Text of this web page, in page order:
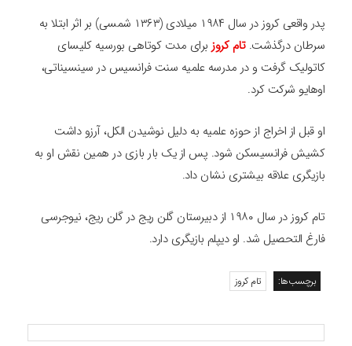
پدر واقعی کروز در سال ۱۹۸۴ میلادی (۱۳۶۳ شمسی) بر اثر ابتلا به
سرطان درگذشت.تام کروز برای مدت کوتاهی بورسیه کلیسای
کاتولیک گرفت و در مدرسه علمیه سنت فرانسیس در سینسیناتی،
اوهایو شرکت کرد.
او قبل از اخراج از حوزه علمیه به دلیل نوشیدن الکل، آرزو داشت
کشیش فرانسیسکن شود. پس از یک بار بازی در همین نقش او به
بازیگری علاقه بیشتری نشان داد.
تام کروز در سال ۱۹۸۰ از دبیرستان گلن ریج در گلن ریج، نیوجرسی
فارغ التحصیل شد. او دیپلم بازیگری دارد.
برچسب‌ها: تام کروز